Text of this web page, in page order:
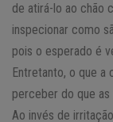
de atirá-lo ao chão
inspecionar como
pois o esperado é
Entretanto, o que
perceber do que
Ao invés de